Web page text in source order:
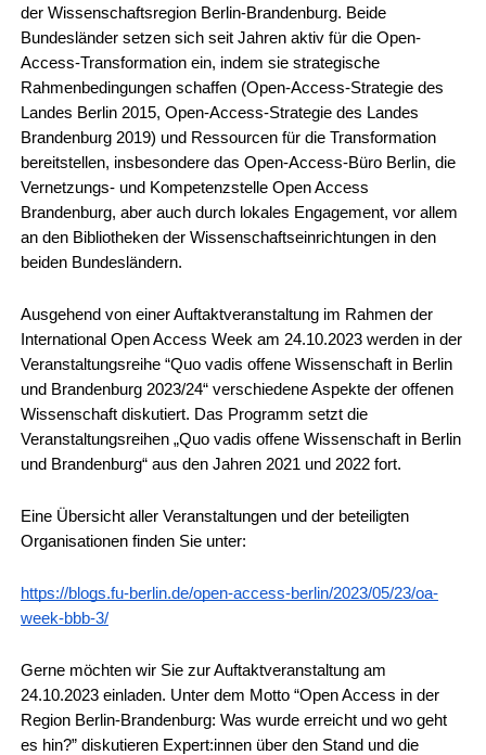
der Wissenschaftsregion Berlin-Brandenburg. Beide
Bundesländer setzen sich seit Jahren aktiv für die Open-
Access-Transformation ein, indem sie strategische
Rahmenbedingungen schaffen (Open-Access-Strategie des
Landes Berlin 2015, Open-Access-Strategie des Landes
Brandenburg 2019) und Ressourcen für die Transformation
bereitstellen, insbesondere das Open-Access-Büro Berlin, die
Vernetzungs- und Kompetenzstelle Open Access
Brandenburg, aber auch durch lokales Engagement, vor allem
an den Bibliotheken der Wissenschaftseinrichtungen in den
beiden Bundesländern.
Ausgehend von einer Auftaktveranstaltung im Rahmen der
International Open Access Week am 24.10.2023 werden in der
Veranstaltungsreihe “Quo vadis offene Wissenschaft in Berlin
und Brandenburg 2023/24“ verschiedene Aspekte der offenen
Wissenschaft diskutiert. Das Programm setzt die
Veranstaltungsreihen „Quo vadis offene Wissenschaft in Berlin
und Brandenburg“ aus den Jahren 2021 und 2022 fort.
Eine Übersicht aller Veranstaltungen und der beteiligten
Organisationen finden Sie unter:
https://blogs.fu-berlin.de/open-access-berlin/2023/05/23/oa-
week-bbb-3/
Gerne möchten wir Sie zur Auftaktveranstaltung am
24.10.2023 einladen. Unter dem Motto “Open Access in der
Region Berlin-Brandenburg: Was wurde erreicht und wo geht
es hin?” diskutieren Expert:innen über den Stand und die